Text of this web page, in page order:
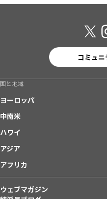
コミュ
国と地域
ヨーロッパ
中南米
ハワイ
アジア
アフリカ
ウェブマガジン